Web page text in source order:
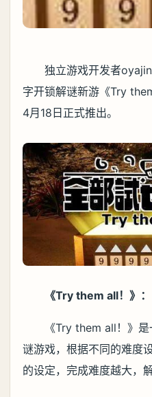
独立游戏开发者
字开锁解谜新游《Try
4月18日正式推出。
《Try them all！》：
《Try them all！》
谜游戏，根据不同的难度
的设定，完成难度越大，